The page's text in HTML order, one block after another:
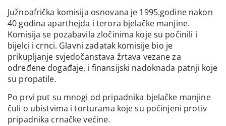
Južnoafrička komisija osnovana je 1995.godine nakon
40 godina aparthejda i terora bjelačke manjine.
Komisija se pozabavila zločinima koje su počinili i
bijelci i crnci. Glavni zadatak komisije bio je
prikupljanje svjedočanstava žrtava vezane za
određene događaje, i finansijski nadoknada patnji koje
su propatile.
Po prvi put su mnogi od pripadnika bjelačke manjine
čuli o ubistvima i torturama koje su počinjeni protiv
pripadnika crnačke većine.